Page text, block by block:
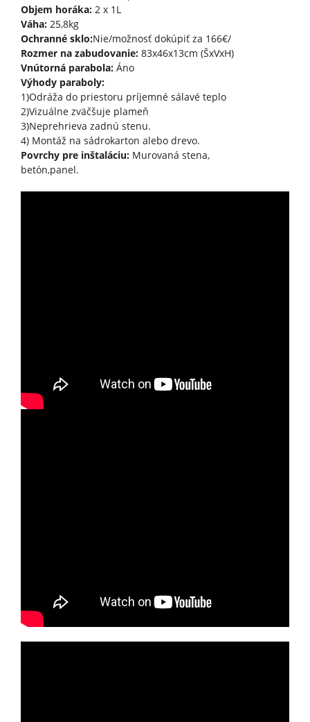
Objem horáka:2 x 1L
Váha:25,8kg
Ochranné sklo:Nie/možnosť dokúpiť za 166€/
Rozmer na zabudovanie: 83x46x13cm (ŠxVxH)
Vnútorná parabola:Áno
Výhody paraboly:
1)Odráža do priestoru príjemné sálavé teplo
2)Vizuálne zväčšuje plameň
3)Neprehrieva zadnú stenu.
4) Montáž na sádrokarton alebo drevo.
Povrchy pre inštaláciu:Murovaná stena,
betón,panel.